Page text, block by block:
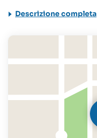
Descrizione completa